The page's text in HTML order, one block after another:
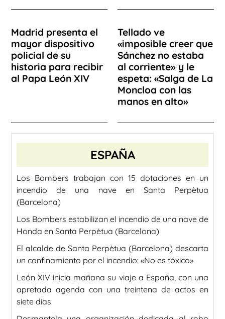
Madrid presenta el
mayor dispositivo
policial de su
historia para recibir
al Papa León XIV
Tellado ve
«imposible creer que
Sánchez no estaba
al corriente» y le
espeta: «Salga de La
Moncloa con las
manos en alto»
ESPAÑA
Los Bombers trabajan con 15 dotaciones en un
incendio de una nave en Santa Perpètua
(Barcelona)
Los Bombers estabilizan el incendio de una nave de
Honda en Santa Perpètua (Barcelona)
El alcalde de Santa Perpètua (Barcelona) descarta
un confinamiento por el incendio: «No es tóxico»
León XIV inicia mañana su viaje a España, con una
apretada agenda con una treintena de actos en
siete días